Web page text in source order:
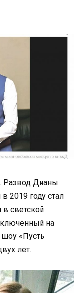
Развод Дианы
2019 году стал
светской
на
«Пусть
лет.